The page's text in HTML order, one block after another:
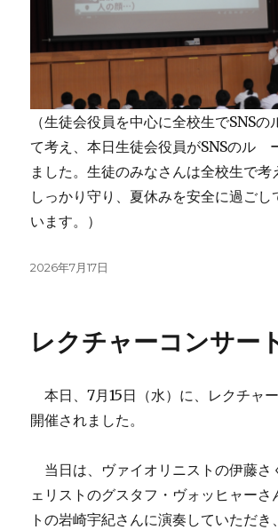
（生徒会役員を中心に全校生でSNSの
て考え、本日生徒会役員がSNSのル
ました。生徒のみなさんは全校生で考
しっかり守り、夏休みを安全に過ごし
います。）
投
2026年7月17日
レクチャーコンサー
本日、7月15日（水）に、レクチャ
開催されました。
当日は、ヴァイオリニストの伊藤さ
ェリストのグスタフ・ヴォッヒャーさ
トの岩崎宇紀さんに演奏していただき